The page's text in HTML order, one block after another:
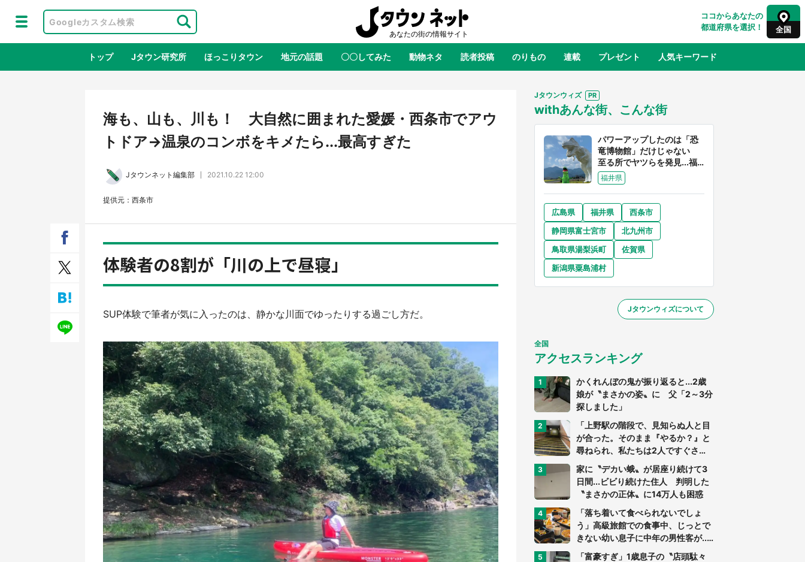
ココからあなたの
都道府県を選択！
全国
全国 全国
東北 青森 岩手 宮城 山形 福島
関東 茨城 千葉 東京 神奈川
奈良 和歌山
山口
大分 宮崎
トップ Jタウン研究所 ほっこりタウン 地元の話題 〇〇してみた 動物ネタ 読者投稿 のりもの 連載 プレゼント 人気キーワード
地域×二次元 絶景 あの時はありがとう 物語がはじまる町へ ふるさと納税
ラプラス・ダークネスが栃木県を征
が生産されてます【7／31～1／31】
『薬屋のひとりごと』の〝舞〟の世界
ラボ、本邦初公開の「猫猫像」も【8
日向翔陽＆影山飛雄が笹かまを食べ
『小林さんちのメイドラゴン』と舞台
のモデル・越谷がコラボ 田んぼアー
トの見頃にあわせて企画続々【7／31
～】
海も、山も、川も！ 大自然に囲まれた愛媛・西条市でアウ
トドア→温泉のコンボをキメたら...最高すぎた
Jタウンネット編集部 2021.10.22 12:00
提供元：西条市
体験者の8割が「川の上で昼寝」
SUP体験で筆者が気に入ったのは、静かな川面でゆったりする過ごし方だ。
Jタウンウィズ
withあんな街、こんな街
パワーアップしたのは「恐
竜博物館」だけじゃない
至る所でヤツらを発見...福
井県はもはや「ジュラシッ
ク・ワールド」だった
福井県
広島県 福井県
西条市
静岡県富士宮市
北九州市
鳥取県湯梨浜町
佐賀県
新潟県粟島浦村
Jタウンウィズについて
全国
アクセスランキング
かくれんぼの鬼が振り返ると...2歳
娘が〝まさかの姿〟に 父「2～3分
探しました」
「上野駅の階段で、見知らぬ人と目
が合った。そのまま『やるか？』と
尋ねられ、私たちは2人ですぐさ
ま...」（茨城県・70代男性）
家に〝デカい蛾〟が居座り続けて3
日間...ビビり続けた住人 判明した
〝まさかの正体〟に14万人も困惑
「落ち着いて食べられないでしょ
う」高級旅館での食事中、じっとで
きない幼い息子に中年の男性客が...
（東京都・40代男性）
「富豪すぎ」1歳息子の〝店頭駄々